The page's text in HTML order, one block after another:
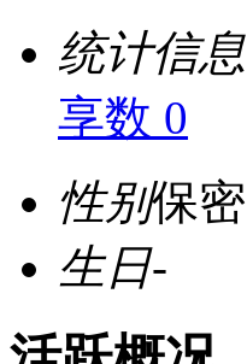
统计信息
享数 0
性别保密
生日-